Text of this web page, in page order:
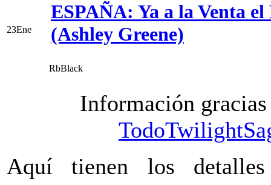
23Ene
ESPAÑA: Ya a la Venta
(Ashley Greene)
RbBlack
Información
Aquí tienen los